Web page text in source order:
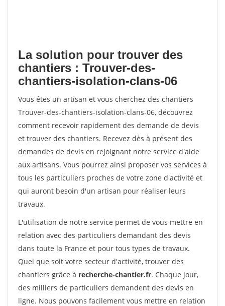
La solution pour trouver des
chantiers : Trouver-des-
chantiers-isolation-clans-06
Vous êtes un artisan et vous cherchez des chantiers
Trouver-des-chantiers-isolation-clans-06, découvrez
comment recevoir rapidement des demande de devis
et trouver des chantiers. Recevez dès à présent des
demandes de devis en rejoignant notre service d'aide
aux artisans. Vous pourrez ainsi proposer vos services à
tous les particuliers proches de votre zone d'activité et
qui auront besoin d'un artisan pour réaliser leurs
travaux.
L'utilisation de notre service permet de vous mettre en
relation avec des particuliers demandant des devis
dans toute la France et pour tous types de travaux.
Quel que soit votre secteur d'activité, trouver des
chantiers grâce à recherche-chantier.fr. Chaque jour,
des milliers de particuliers demandent des devis en
ligne. Nous pouvons facilement vous mettre en relation